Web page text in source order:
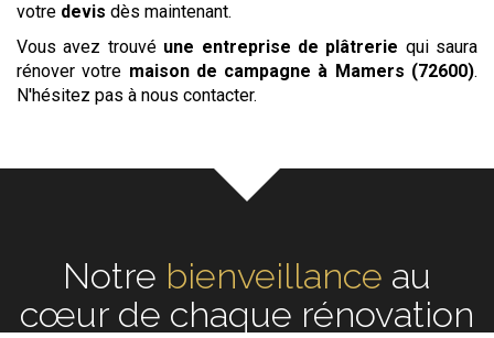
votre devis dès maintenant.
Vous avez trouvé une entreprise de plâtrerie qui saura
rénover votre maison de campagne à Mamers (72600).
N'hésitez pas à nous contacter.
Notreécouteau cœur de
chaque rénovation